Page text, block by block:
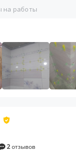
на работы
2отзывов